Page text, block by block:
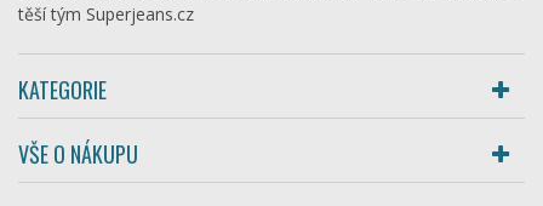
těší tým Superjeans.cz
KATEGORIE
VŠE O NÁKUPU